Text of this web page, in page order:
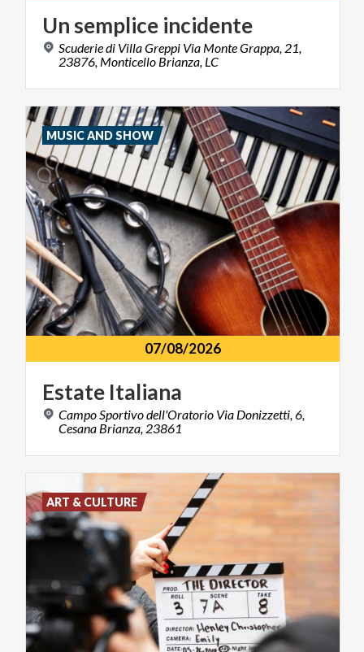
Un semplice incidente
Scuderie di Villa Greppi Via Monte Grappa, 21,
23876, Monticello Brianza, LC
07/08/2026
Estate Italiana
Campo Sportivo dell'Oratorio Via Donizzetti, 6,
Cesana Brianza, 23861
MUSIC AND SHOW
ART & CULTURE